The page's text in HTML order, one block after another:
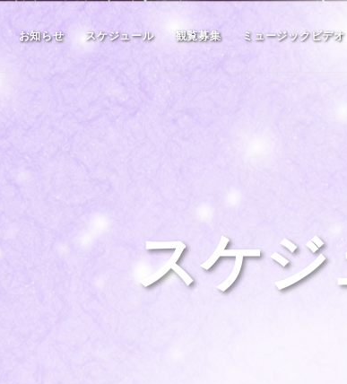
お知らせ スケジュール 観覧募集 ミュージックビデオ
スケジ